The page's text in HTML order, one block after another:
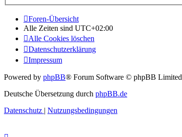
Foren-Übersicht
Alle Zeiten sind UTC+02:00
Alle Cookies löschen
Datenschutzerklärung
Impressum
Powered by phpBB® Forum Software © phpBB Limited
Deutsche Übersetzung durch phpBB.de
Datenschutz | Nutzungsbedingungen